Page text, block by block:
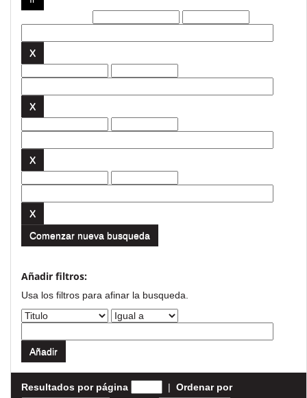
Comenzar nueva busqueda
Añadir filtros:
Usa los filtros para afinar la busqueda.
Resultados por página | Ordenar por